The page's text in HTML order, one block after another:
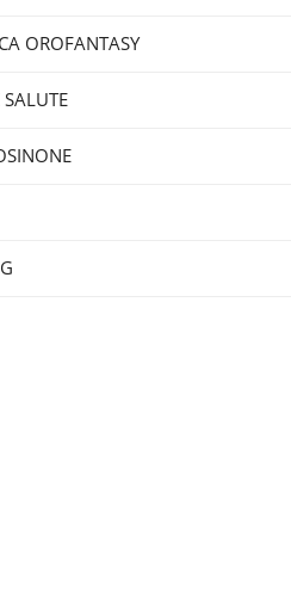
OROFANTASY
SALUTE